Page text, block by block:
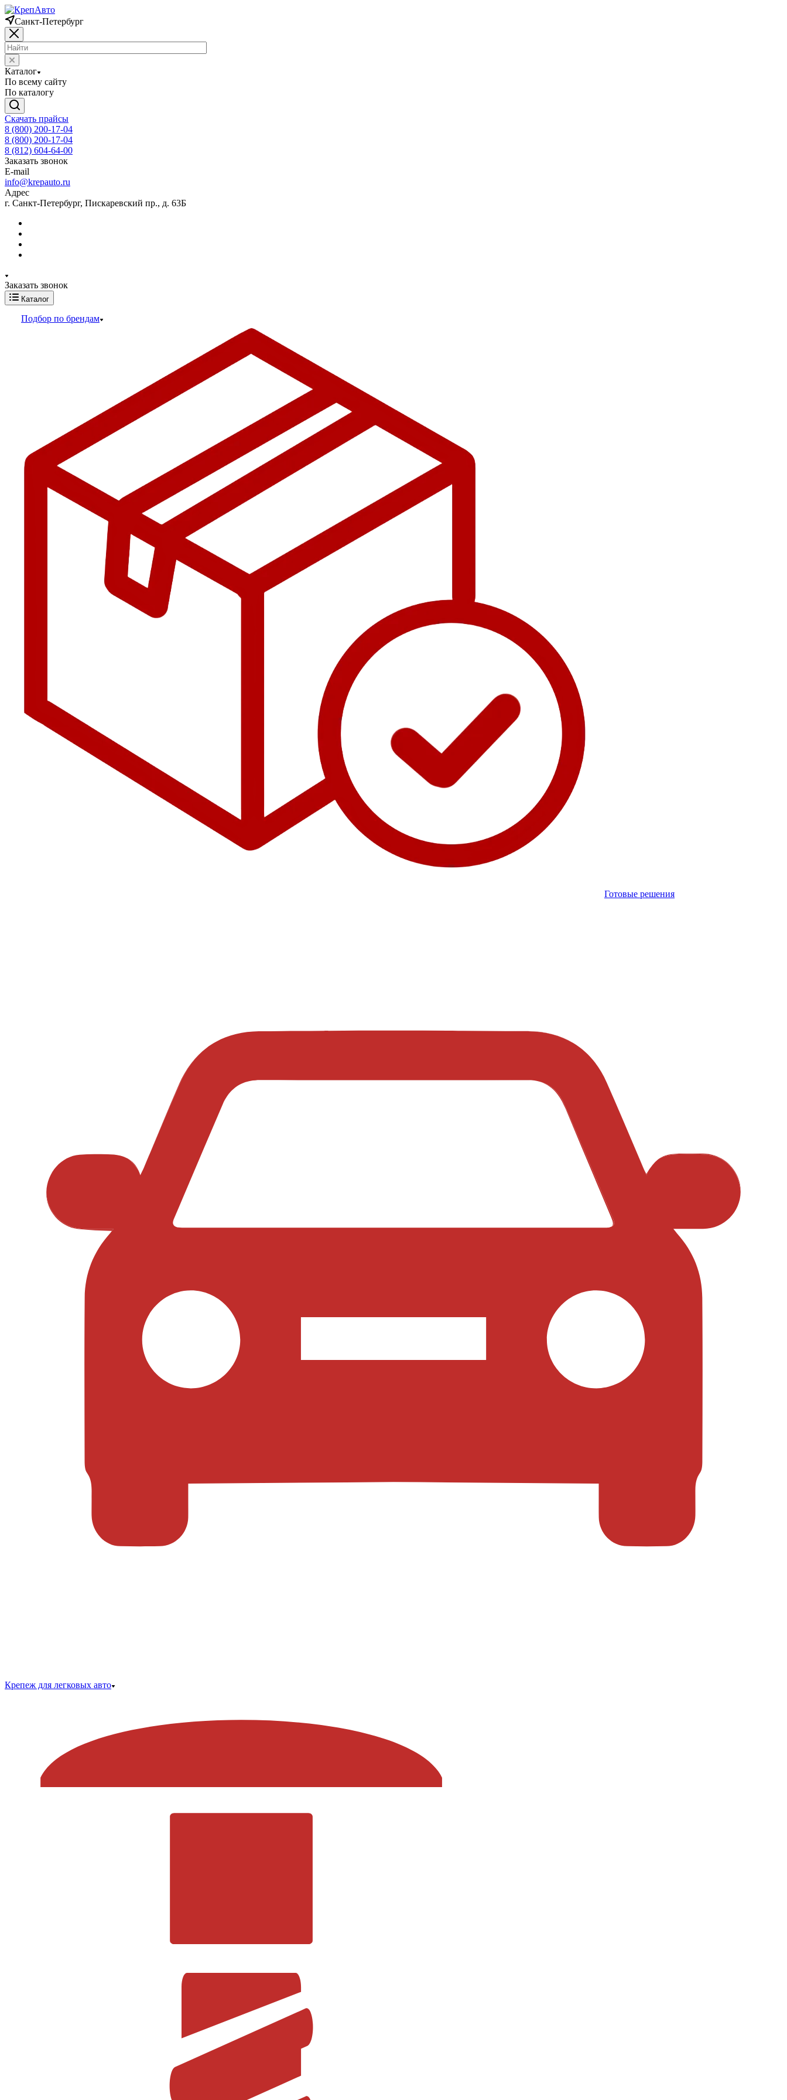
Санкт-Петербург
Каталог
По всему сайту
По каталогу
Скачать прайсы
8 (800) 200-17-04
8 (800) 200-17-04
8 (812) 604-64-00
Заказать звонок
E-mail
info@krepauto.ru
Адрес
г. Санкт-Петербург, Пискаревский пр., д. 63Б
Заказать звонок
Каталог
Подбор по брендам
Готовые решения
Крепеж для легковых авто